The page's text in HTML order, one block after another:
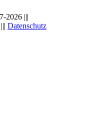
2026 |||
||| Datenschutz